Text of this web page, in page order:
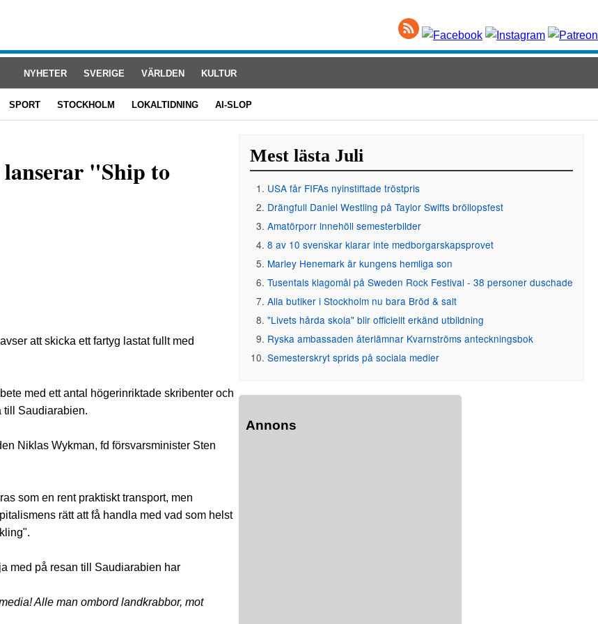
NYHETER SVERIGE VÄRLDEN KULTUR
SPORT STOCKHOLM LOKALTIDNING AI-SLOP
"Ship to
att skicka ett fartyg lastat fullt med
med ett antal högerinriktade skribenter och
till Saudiarabien.
Niklas Wykman, fd försvarsminister Sten
som en rent praktiskt transport, men
rätt att få handla med vad som helst
med på resan till Saudiarabien har
Alle man ombord landkrabbor, mot
Mest lästa Juli
USA får FIFAs nyinstiftade tröstpris
Drängfull Daniel Westling på Taylor Swifts bröllopsfest
Amatörporr innehöll semesterbilder
8 av 10 svenskar klarar inte medborgarskapsprovet
Marley Henemark är kungens hemliga son
Tusentals klagomål på Sweden Rock Festival - 38 personer duschade
Alla butiker i Stockholm nu bara Bröd & salt
"Livets hårda skola" blir officiellt erkänd utbildning
Ryska ambassaden återlämnar Kvarnströms anteckningsbok
Semesterskryt sprids på sociala medier
Annons